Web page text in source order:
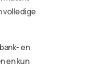
volledige
en
en kun